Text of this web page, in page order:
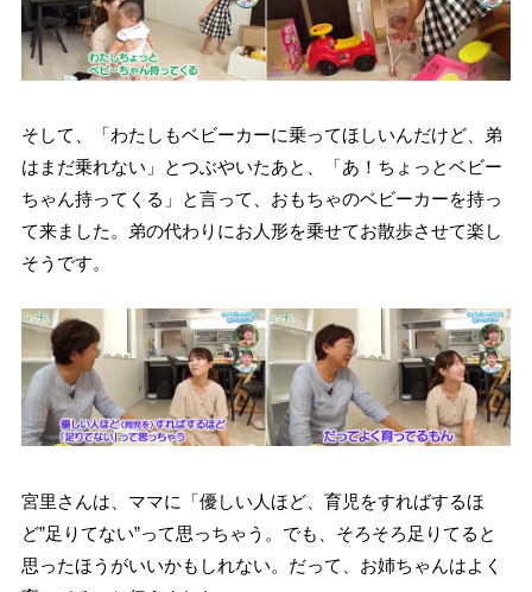
そして、「わたしもベビーカーに乗ってほしいんだけど、弟
はまだ乗れない」とつぶやいたあと、「あ！ちょっとベビー
ちゃん持ってくる」と言って、おもちゃのベビーカーを持っ
て来ました。弟の代わりにお人形を乗せてお散歩させて楽し
そうです。
宮里さんは、ママに「優しい人ほど、育児をすればするほ
ど”足りてない”って思っちゃう。でも、そろそろ足りてると
思ったほうがいいかもしれない。だって、お姉ちゃんはよく